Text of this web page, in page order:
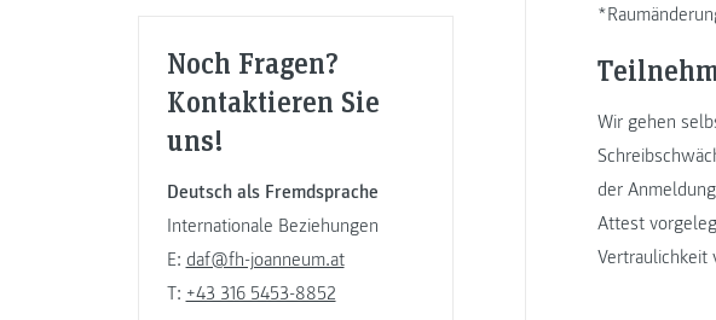
Noch Fragen?
Kontaktieren Sie
uns!
Deutsch als Fremdsprache
Internationale Beziehungen
E: daf@fh-joanneum.at
T: +43 316 5453-8852
Wir gehen
der
Attest
Vertraulichkeit